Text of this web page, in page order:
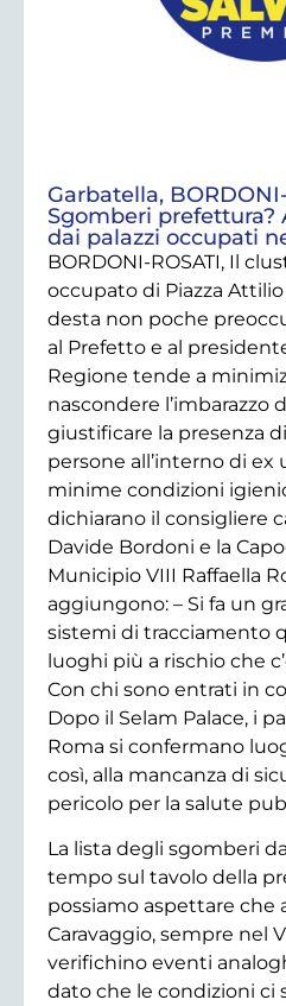
Garbatella,
Sgomberi prefettura?
dai palazzi occupati
BORDONI-ROSATI, Il
occupato di Piazza Attilio
desta non poche
al Prefetto e al
Regione tende a
nascondere l’imbarazzo
giustificare la presenza
persone all’interno di ex
minime condizioni
dichiarano il consigliere
Davide Bordoni e la
Municipio VIII Raffaella
aggiungono: – Si fa un
sistemi di tracciamento
luoghi più a rischio che
Con chi sono entrati in
Dopo il Selam Palace, i
Roma si confermano
così, alla mancanza di
pericolo per la salute
La lista degli sgomberi
tempo sul tavolo della
possiamo aspettare che
Caravaggio, sempre nel
verifichino eventi
dato che le condizioni